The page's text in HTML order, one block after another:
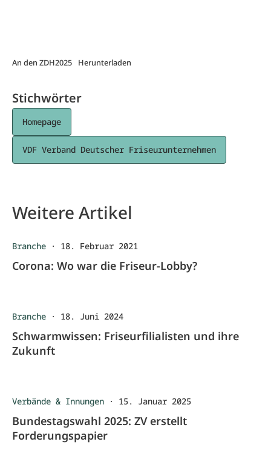
An den ZDH2025 Herunterladen
Stichwörter
Homepage
VDF Verband Deutscher Friseurunternehmen
Weitere Artikel
Branche · 18. Februar 2021
Corona: Wo war die Friseur-Lobby?
Branche · 18. Juni 2024
Schwarmwissen: Friseurfilialisten und ihre
Zukunft
Verbände & Innungen · 15. Januar 2025
Bundestagswahl 2025: ZV erstellt
Forderungspapier